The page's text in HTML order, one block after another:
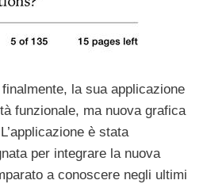
finalmente, la sua applicazione
funzionale, ma nuova grafica
è stata
per integrare la nuova
a conoscere negli ultimi